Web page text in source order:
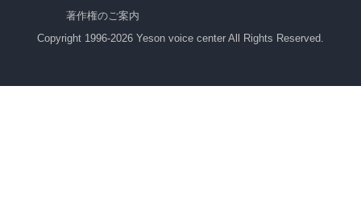
著作権のご案内
Copyright 1996-2026 Yeson voice center All Rights Reserved.